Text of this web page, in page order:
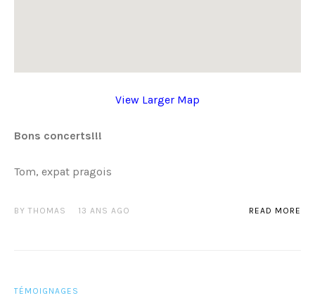
View Larger Map
Bons concerts!!!
Tom, expat pragois
BYTHOMAS 13 ANS AGO READ MORE
TÉMOIGNAGES